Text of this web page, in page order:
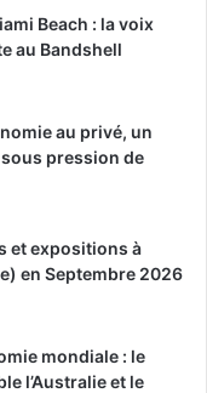
Beach : la voix
au Bandshell
au privé, un
pression de
et expositions à
en Septembre 2026
mondiale : le
l’Australie et le